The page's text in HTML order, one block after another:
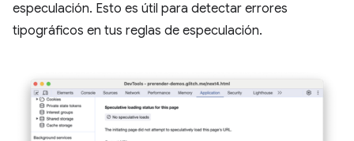
especulación. Esto es útil para detectar errores
tipográficos en tus reglas de especulación.